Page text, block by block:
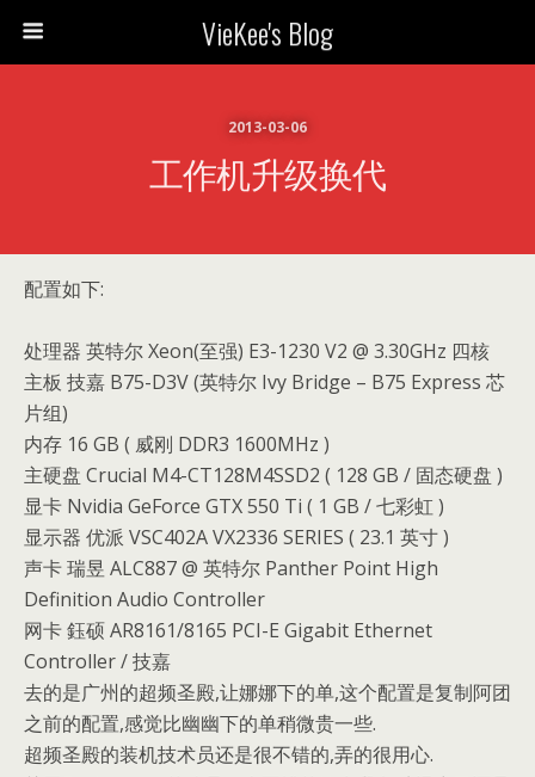
VieKee's Blog
2013-03-06
工作机升级换代
配置如下:
处理器 英特尔 Xeon(至强) E3-1230 V2 @ 3.30GHz 四核
主板 技嘉 B75-D3V (英特尔 Ivy Bridge – B75 Express 芯
片组)
内存 16 GB ( 威刚 DDR3 1600MHz )
主硬盘 Crucial M4-CT128M4SSD2 ( 128 GB / 固态硬盘 )
显卡 Nvidia GeForce GTX 550 Ti ( 1 GB / 七彩虹 )
显示器 优派 VSC402A VX2336 SERIES ( 23.1 英寸 )
声卡 瑞昱 ALC887 @ 英特尔 Panther Point High
Definition Audio Controller
网卡 鈺硕 AR8161/8165 PCI-E Gigabit Ethernet
Controller / 技嘉
去的是广州的超频圣殿,让娜娜下的单,这个配置是复制阿团
之前的配置,感觉比幽幽下的单稍微贵一些.
超频圣殿的装机技术员还是很不错的,弄的很用心.